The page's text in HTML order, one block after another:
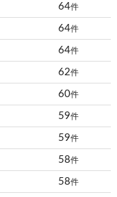
64件
64件
64件
62件
60件
59件
59件
58件
58件